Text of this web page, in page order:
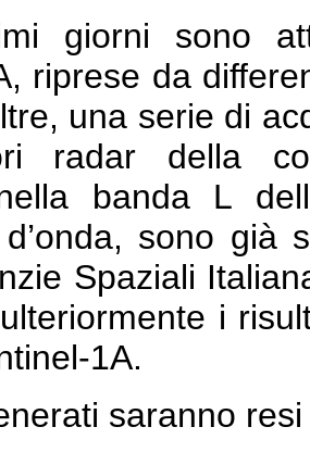
giorni sono
riprese da
una serie di
radar della
banda L
sono già
Spaziali
i
1A.
saranno